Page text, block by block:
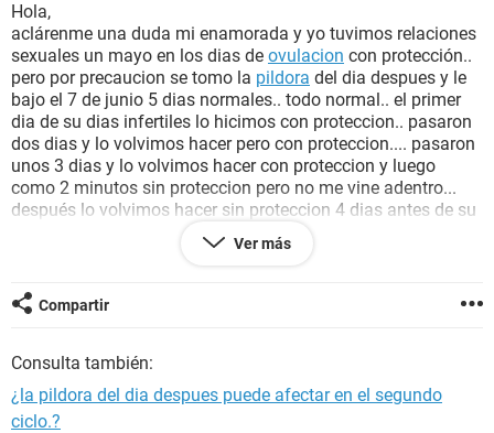
SEXUALIDAD
GLOSARIO
Hola,
aclárenme una duda mi enamorada y yo tuvimos relaciones
sexuales un mayo en los dias de ovulacion con protección..
pero por precaucion se tomo la pildora del dia despues y le
bajo el 7 de junio 5 dias normales.. todo normal.. el primer
dia de su dias infertiles lo hicimos con proteccion.. pasaron
dos dias y lo volvimos hacer pero con proteccion.... pasaron
unos 3 dias y lo volvimos hacer con proteccion y luego
como 2 minutos sin proteccion pero no me vine adentro...
después lo volvimos hacer sin proteccion 4 dias antes de su
perdiodo no me vine adentro nisiquiera acabe ademas no
fue mas de 8 minutos... todas las relaciones lo hicimos en
presenta los sintomas de
acne
... lei un poco y pues la pildora afecta por lo menos 2-3
de la pildora.? ah y le dio un resfriado tremendo y tuvo q
tomar unantibiotico( pensilina )le pusieron en inyectable...
que es lo q pueda ser.? ayuda saludos.....
Ver más
Compartir
Consulta también:
¿la pildora del dia despues puede afectar en el segundo
ciclo.?